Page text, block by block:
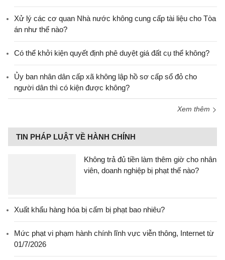
Xử lý các cơ quan Nhà nước không cung cấp tài liệu cho Tòa
án như thế nào?
Có thể khởi kiện quyết định phê duyệt giá đất cụ thể không?
Ủy ban nhân dân cấp xã không lập hồ sơ cấp sổ đỏ cho
người dân thì có kiện được không?
Xem thêm
TIN PHÁP LUẬT VỀ HÀNH CHÍNH
Không trả đủ tiền làm thêm giờ cho nhân
viên, doanh nghiệp bị phạt thế nào?
Xuất khẩu hàng hóa bị cấm bị phạt bao nhiêu?
Mức phạt vi phạm hành chính lĩnh vực viễn thông, Internet từ
01/7/2026